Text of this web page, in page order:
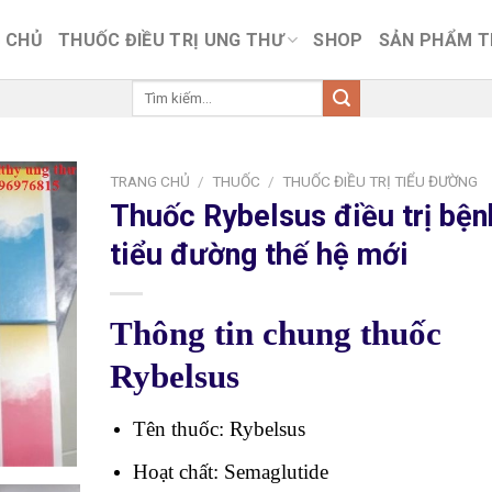
CHỦ THUỐC ĐIỀU TRỊ UNG THƯ SHOP SẢN PHẨM
Tìm
TRANG CHỦ / THUỐC / THUỐC ĐIỀU TRỊ TIỂU ĐƯỜNG
Thuốc Rybelsus điều trị
tiểu đường thế hệ mới
Thông tin chung thuốc
Rybelsus
Tên thuốc: Rybelsus
Hoạt chất: Semaglutide